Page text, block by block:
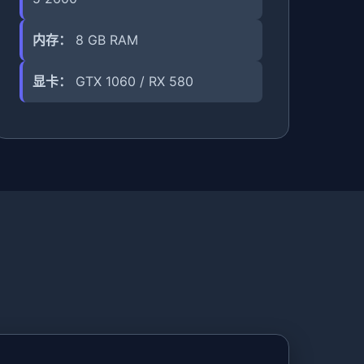
内存： 8 GB RAM
显卡： GTX 1060 / RX 580